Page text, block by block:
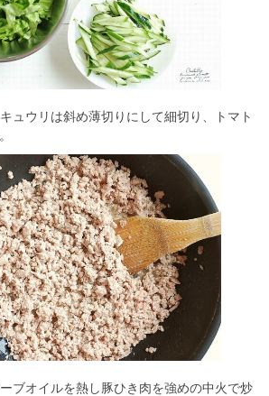
ウリは斜め薄切りにして細切り、トマト
オイルを熱し豚ひき肉を強めの中火で炒